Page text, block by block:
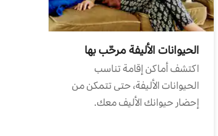
الحيوانات الأليفة مرحّب بها
اكتشف أماكن إقامة تناسب
الحيوانات الأليفة، حتى تتمكن من
إحضار حيوانك الأليف معك.